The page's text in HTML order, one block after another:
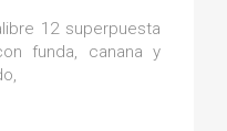
12 superpuesta
funda, canana y